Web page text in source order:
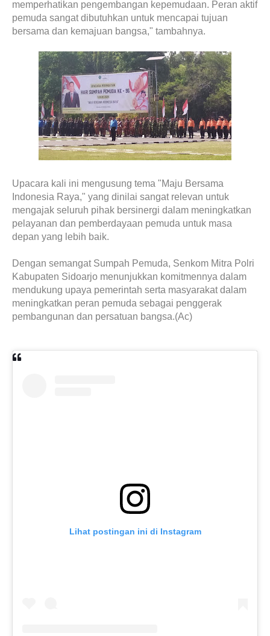
memperhatikan pengembangan kepemudaan. Peran aktif
pemuda sangat dibutuhkan untuk mencapai tujuan
bersama dan kemajuan bangsa," tambahnya.
Upacara kali ini mengusung tema "Maju Bersama
Indonesia Raya," yang dinilai sangat relevan untuk
mengajak seluruh pihak bersinergi dalam meningkatkan
pelayanan dan pemberdayaan pemuda untuk masa
depan yang lebih baik.
Dengan semangat Sumpah Pemuda, Senkom Mitra Polri
Kabupaten Sidoarjo menunjukkan komitmennya dalam
mendukung upaya pemerintah serta masyarakat dalam
meningkatkan peran pemuda sebagai penggerak
pembangunan dan persatuan bangsa.(Ac)
Lihat postingan ini di Instagram